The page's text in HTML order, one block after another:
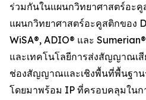
ร่วมกันในแผนกวิทยาศาสตร์อะ
แผนกวิทยาศาสตร์อะคูสติกของ
WiSA®, ADIO® และ
และเทคโนโลยีการส่งสัญญาณเสี
ช่องสัญญาณและเชิงพื้นที่พื้นฐาน
โดยมาพร้อม IP ที่ครอบคลุมในก